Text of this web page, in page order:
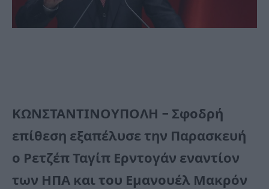
ΚΩΝΣΤΑΝΤΙΝΟΥΠΟΛΗ – Σφοδρή
επίθεση εξαπέλυσε την Παρασκευή
ο Ρετζέπ Ταγίπ Ερντογάν εναντίον
των ΗΠΑ και του Εμανουέλ Μακρόν